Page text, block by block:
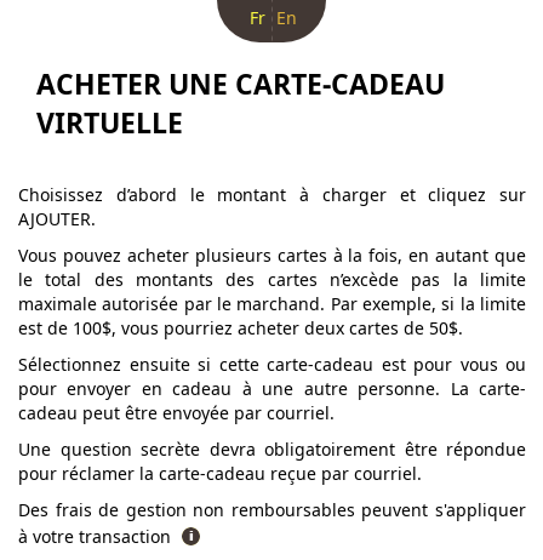
Fr En
ACHETER UNE CARTE-CADEAU
VIRTUELLE
Choisissez d’abord le montant à charger et cliquez sur
AJOUTER.
Vous pouvez acheter plusieurs cartes à la fois, en autant que
le total des montants des cartes n’excède pas la limite
maximale autorisée par le marchand. Par exemple, si la limite
est de 100$, vous pourriez acheter deux cartes de 50$.
Sélectionnez ensuite si cette carte-cadeau est pour vous ou
pour envoyer en cadeau à une autre personne. La carte-
cadeau peut être envoyée par courriel.
Une question secrète devra obligatoirement être répondue
pour réclamer la carte-cadeau reçue par courriel.
Des frais de gestion non remboursables peuvent s'appliquer
à votre transaction